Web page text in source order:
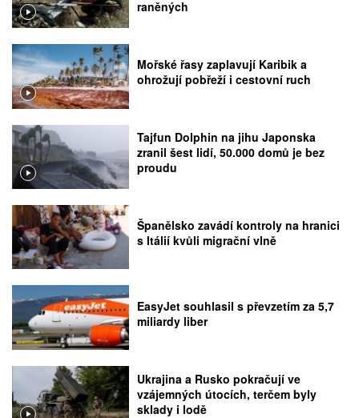
raněných
Mořské řasy zaplavují Karibik a
ohrožují pobřeží i cestovní ruch
Tajfun Dolphin na jihu Japonska
zranil šest lidí, 50.000 domů je bez
proudu
Španělsko zavádí kontroly na hranici
s Itálií kvůli migrační vlně
EasyJet souhlasil s převzetím za 5,7
miliardy liber
Ukrajina a Rusko pokračují ve
vzájemných útocích, terčem byly
sklady i lodě